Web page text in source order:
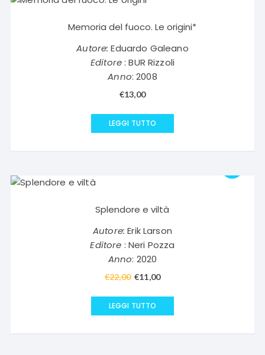
Memoria del fuoco. Le origini*
Autore: Eduardo Galeano
Editore: BUR Rizzoli
Anno: 2008
€13,00
LEGGI TUTTO
Splendore e viltà
Autore: Erik Larson
Editore : Neri Pozza
Anno: 2020
€22,00 Il
originale
€11,00Il
LEGGI TUTTO